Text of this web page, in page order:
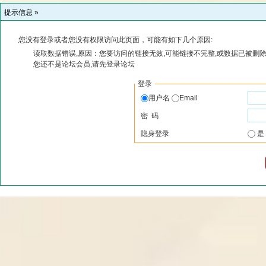
提示信息 »
您没有登录或者您没有权限访问此页面，可能有如下几个原因:
读取数据错误,原因：您要访问的链接无效,可能链接不完整,或数据已被删
您还不是论坛会员,请先登录论坛
登录
用户名
Email
密 码
隐身登录